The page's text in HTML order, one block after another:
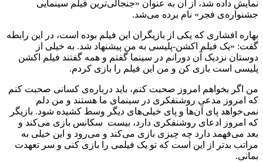
نمایش داده شد، از آن به عنوان «جنجالی‌ترین فیلم سینمایی
جشنواره‌ی فجر» نام برده می‌شد.
بهاره افشاری که یکی از بازیگران این فیلم بوده است، در این رابطه
گفت: «یک فیلم اکشن-پلیسی به من پیشنهاد شد. به خیلی از
دوستان نزدیک آن دورانم در سینما گفتم و همه گفتند فیلم اکشن
پلیسی است بازی کن و من این فیلم را بازی کردم.
من اگر بخواهم امروز صحبت کنم، باید درباره‌ی کسانی صحبت کنم
که امروز مدعی روشنفکری در سینمای ما هستند و من دلم
نمی‌خواهد پای آن‌ها و پای خیلی‌های دیگر وسط کشیده شود. بازیگر
که امروز ادعای روشنفکری دارد، بیست سکانس بازی می‌کند و
بعد می‌فهمد دارد چه چیزی بازی می‌کند و می‌رود و این خیلی به
مراتب بدتر از این است که تو یک فیلمی را بازی کنی و سر تعهدت
بمانی.